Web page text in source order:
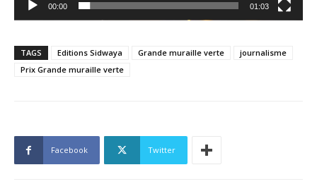
00:00 01:03
TAGS Editions Sidwaya Grande muraille verte
journalisme
Prix Grande muraille verte
Facebook Twitter